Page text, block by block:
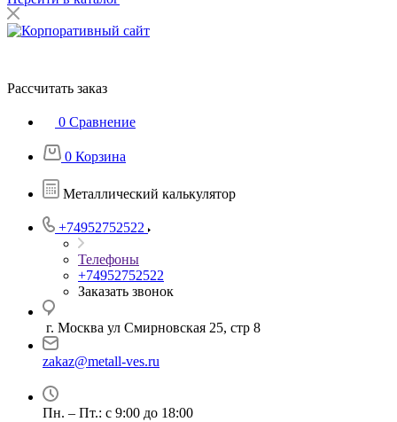
Рассчитать заказ
0 Сравнение
0 Корзина
Металлический калькулятор
+74952752522
Телефоны
+74952752522
Заказать звонок
г. Москва ул Смирновская 25, стр 8
zakaz@metall-ves.ru
Пн. – Пт.: с 9:00 до 18:00